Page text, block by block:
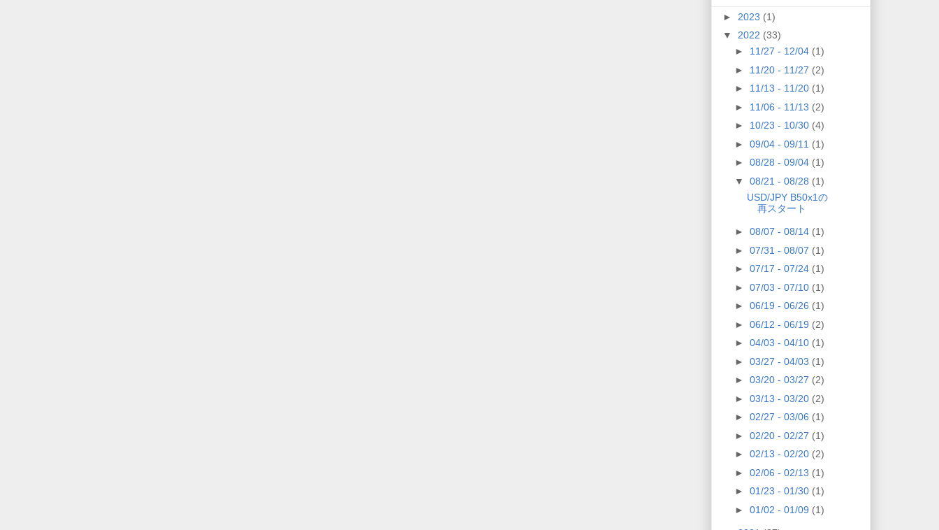
► 2023 (1)
▼ 2022 (33)
► 11/27 - 12/04 (1)
► 11/20 - 11/27 (2)
► 11/13 - 11/20 (1)
► 11/06 - 11/13 (2)
► 10/23 - 10/30 (4)
► 09/04 - 09/11 (1)
► 08/28 - 09/04 (1)
▼ 08/21 - 08/28 (1)
USD/JPY B50x1の
再スタート
► 08/07 - 08/14 (1)
► 07/31 - 08/07 (1)
► 07/17 - 07/24 (1)
► 07/03 - 07/10 (1)
► 06/19 - 06/26 (1)
► 06/12 - 06/19 (2)
► 04/03 - 04/10 (1)
► 03/27 - 04/03 (1)
► 03/20 - 03/27 (2)
► 03/13 - 03/20 (2)
► 02/27 - 03/06 (1)
► 02/20 - 02/27 (1)
► 02/13 - 02/20 (2)
► 02/06 - 02/13 (1)
► 01/23 - 01/30 (1)
► 01/02 - 01/09 (1)